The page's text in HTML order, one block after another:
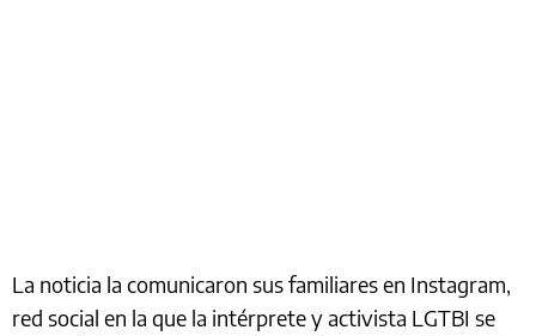
La noticia la comunicaron sus familiares en Instagram,
red social en la que la intérprete y activista LGTBI se